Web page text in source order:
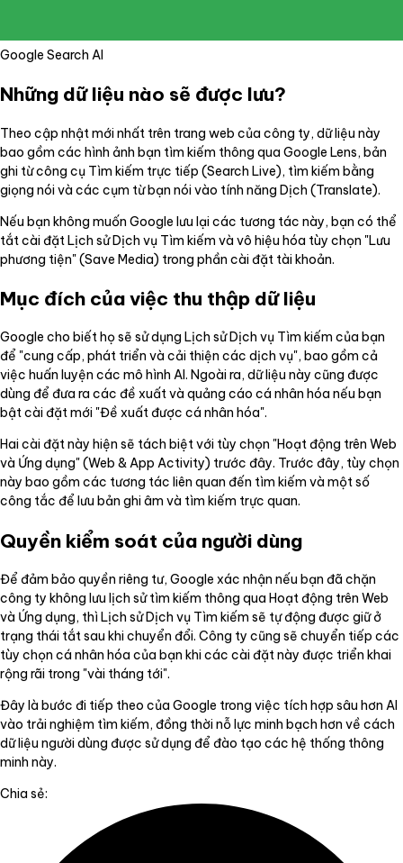
Google Search AI
Những dữ liệu nào sẽ được lưu?
Theo cập nhật mới nhất trên trang web của công ty, dữ liệu này
bao gồm các hình ảnh bạn tìm kiếm thông qua Google Lens, bản
ghi từ công cụ Tìm kiếm trực tiếp (Search Live), tìm kiếm bằng
giọng nói và các cụm từ bạn nói vào tính năng Dịch (Translate).
Nếu bạn không muốn Google lưu lại các tương tác này, bạn có thể
tắt cài đặt Lịch sử Dịch vụ Tìm kiếm và vô hiệu hóa tùy chọn "Lưu
phương tiện" (Save Media) trong phần cài đặt tài khoản.
Mục đích của việc thu thập dữ liệu
Google cho biết họ sẽ sử dụng Lịch sử Dịch vụ Tìm kiếm của bạn
để "cung cấp, phát triển và cải thiện các dịch vụ", bao gồm cả
việc huấn luyện các mô hình AI. Ngoài ra, dữ liệu này cũng được
dùng để đưa ra các đề xuất và quảng cáo cá nhân hóa nếu bạn
bật cài đặt mới "Đề xuất được cá nhân hóa".
Hai cài đặt này hiện sẽ tách biệt với tùy chọn "Hoạt động trên Web
và Ứng dụng" (Web & App Activity) trước đây. Trước đây, tùy chọn
này bao gồm các tương tác liên quan đến tìm kiếm và một số
công tắc để lưu bản ghi âm và tìm kiếm trực quan.
Quyền kiểm soát của người dùng
Để đảm bảo quyền riêng tư, Google xác nhận nếu bạn đã chặn
công ty không lưu lịch sử tìm kiếm thông qua Hoạt động trên Web
và Ứng dụng, thì Lịch sử Dịch vụ Tìm kiếm sẽ tự động được giữ ở
trạng thái tắt sau khi chuyển đổi. Công ty cũng sẽ chuyển tiếp các
tùy chọn cá nhân hóa của bạn khi các cài đặt này được triển khai
rộng rãi trong "vài tháng tới".
Đây là bước đi tiếp theo của Google trong việc tích hợp sâu hơn AI
vào trải nghiệm tìm kiếm, đồng thời nỗ lực minh bạch hơn về cách
dữ liệu người dùng được sử dụng để đào tạo các hệ thống thông
minh này.
Chia sẻ: